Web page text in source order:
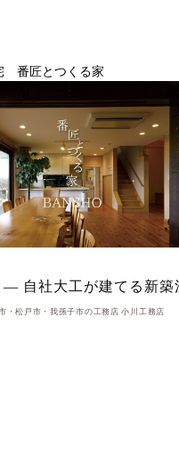
番匠とつくる家
― 自社大工が建てる新築
・松戸市・我孫子市の工務店 小川工務店